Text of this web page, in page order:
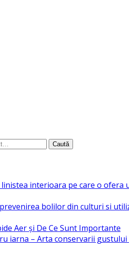
interioara pe care o ofera
bolilor din culturi si
Aer și De Ce Sunt Importante
iarna – Arta conservarii